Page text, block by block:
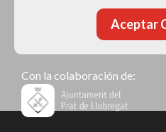
Prat Gran Comerç·
Con la colaboración de:
Aceptar